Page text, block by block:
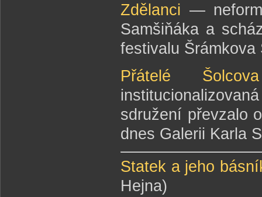
Zdělanci —
Samšiňáka a
festivalu
Přátelé
sdružení převzalo
dnes Galerii Karla
Statek a jeho
Hejna)